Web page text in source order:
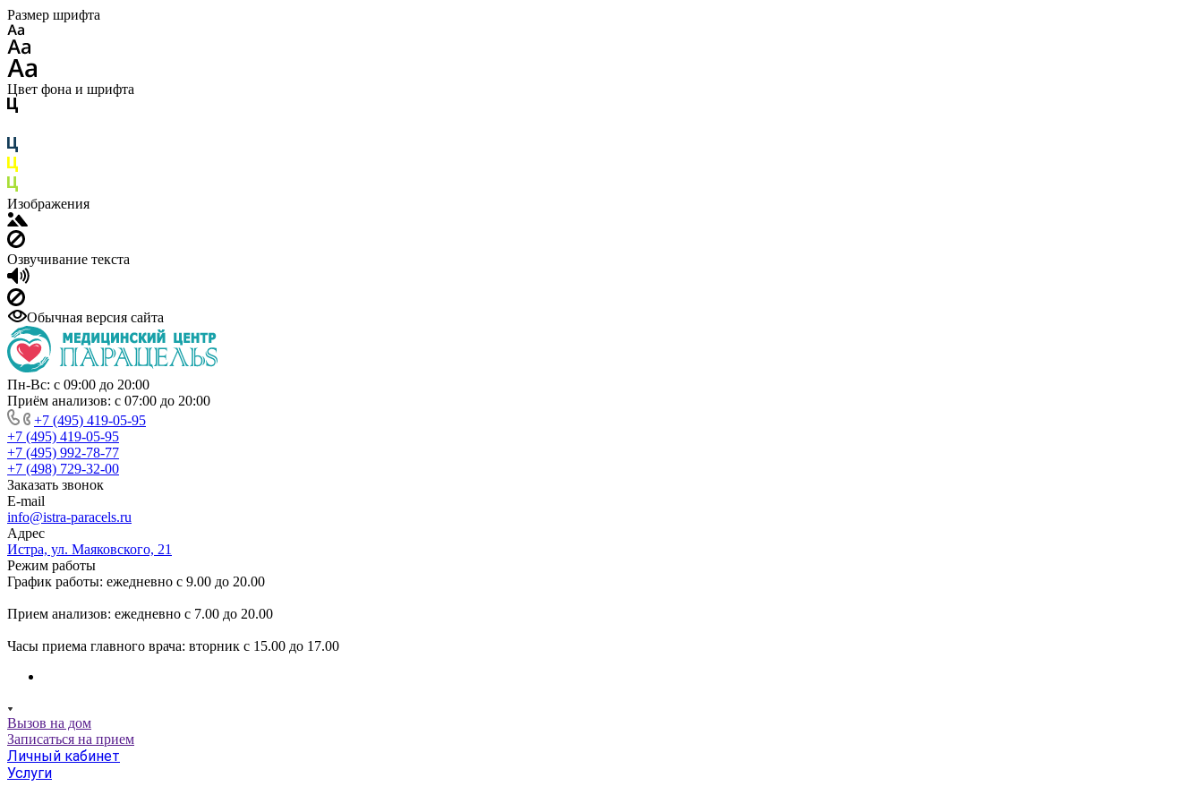
Размер шрифта
Цвет фона и шрифта
Изображения
Озвучивание текста
Обычная версия сайта
Пн-Вс: с 09:00 до 20:00
Приём анализов: с 07:00 до 20:00
+7 (495) 419-05-95
+7 (495) 419-05-95
+7 (495) 992-78-77
+7 (498) 729-32-00
Заказать звонок
E-mail
info@istra-paracels.ru
Адрес
Истра, ул. Маяковского, 21
Режим работы
График работы: ежедневно с 9.00 до 20.00
Прием анализов: ежедневно с 7.00 до 20.00
Часы приема главного врача: вторник с 15.00 до 17.00
Вызов на дом
Записаться на прием
Личный кабинет
Услуги